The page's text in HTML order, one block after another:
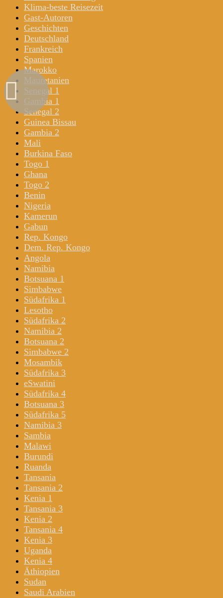
Klima-beste Reisezeit
Gast-Autoren
Geschichten
Deutschland
Frankreich
Spanien
Marokko
Mauretanien
Senegal 1
Gambia 1
Senegal 2
Guinea Bissau
Gambia 2
Mali
Burkina Faso
Togo 1
Ghana
Togo 2
Benin
Nigeria
Kamerun
Gabun
Rep. Kongo
Dem. Rep. Kongo
Angola
Namibia
Botsuana 1
Simbabwe
Südafrika 1
Lesotho
Südafrika 2
Namibia 2
Botsuana 2
Simbabwe 2
Mosambik
Südafrika 3
eSwatini
Südafrika 4
Botsuana 3
Südafrika 5
Namibia 3
Sambia
Malawi
Burundi
Ruanda
Tansania
Tansania 2
Kenia 1
Tansania 3
Kenia 2
Tansania 4
Kenia 3
Uganda
Kenia 4
Äthiopien
Sudan
Saudi Arabien